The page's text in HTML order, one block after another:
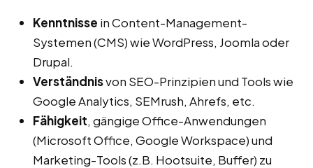
Kenntnisse in Content-Management-
Systemen (CMS) wie WordPress, Joomla oder
Drupal.
Verständnisvon SEO-Prinzipien und Tools wie
Google Analytics, SEMrush, Ahrefs, etc.
Fähigkeit, gängige Office-Anwendungen
(Microsoft Office, Google Workspace) und
Marketing-Tools (z.B. Hootsuite, Buffer) zu